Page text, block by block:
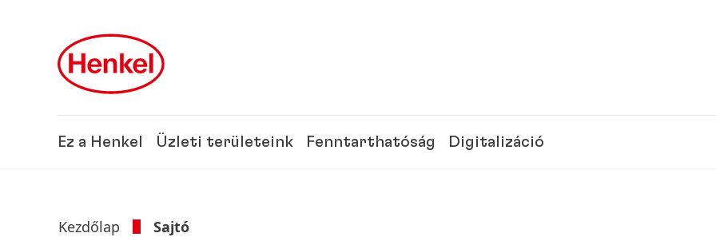
Ez a Henkel Üzleti területeink Fenntarthatóság Digitalizáció
Kezdőlap Sajtó